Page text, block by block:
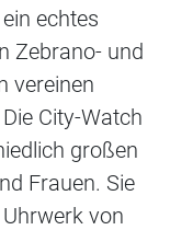
echtes
Zebrano- und
vereinen
City-Watch
großen
Frauen. Sie
von